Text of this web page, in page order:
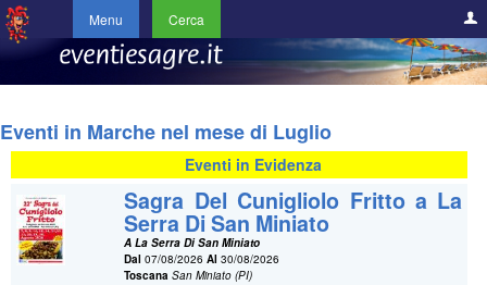
Menu Cerca
Eventi in Marche nel mese di Luglio
Eventi in Evidenza
Sagra Del Cunigliolo Fritto a La
Serra Di San Miniato
A La Serra Di San Miniato
Dal 07/08/2026Al 30/08/2026
Toscana San Miniato (PI)